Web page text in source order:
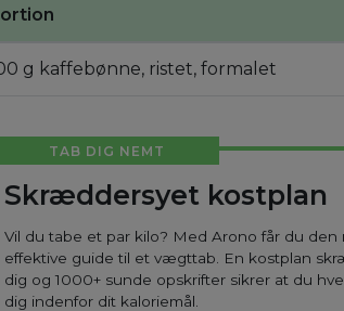
g kaffebønne, ristet, formalet
TAB DIG NEMT
Skræddersyet kostplan
Vil du tabe et par kilo? Med Arono får du den
effektive guide til et vægttab. En kostplan
dig og 1000+ sunde opskrifter sikrer at du
dig indenfor dit kaloriemål.